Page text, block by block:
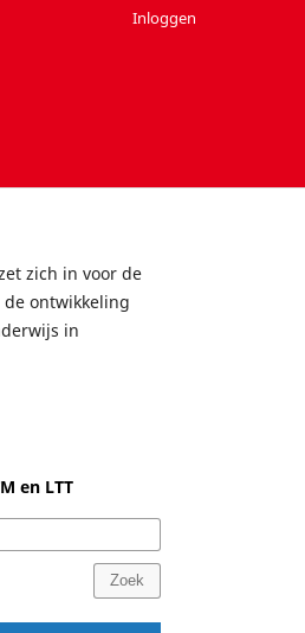
Inloggen
zich in voor de
ontwikkeling
in
en LTT
Zoek